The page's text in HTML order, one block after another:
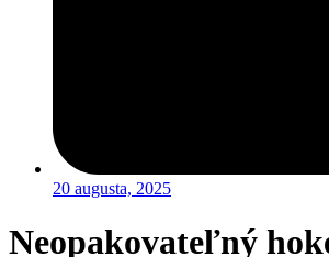
20 augusta, 2025
Neopakovateľný